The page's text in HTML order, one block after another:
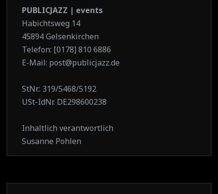
PUBLICJAZZ | events
Habichtsweg 14
45894 Gelsenkirchen
Telefon: [0178] 810 6886
E-Mail: post@publicjazz.de
StNr.: 319/5468/5192
USt-IdNr. DE298600238
Inhaltlich verantwortlich
Susanne Pohlen